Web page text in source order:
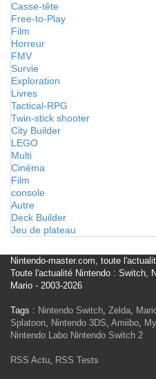
Casse-tête
Free-to-Play
Film
Horreur
FMV
Survie
Exploration
Livres
Tactical-RPG
Twin-stick shooter
City Builder
LEGO
Multi
Cinéma
Film
console
Autre
Deck Builder
Jeu de plateau
Nintendo-master.com, toute
Toute l'actualité Nintendo : Switch,
Mario - 2003-2026
Tags : Nintendo Switch, Zelda,
Splatoon, Nintendo 3DS, Amiibo,
Nintendo Labo Nintendo Switch 2
RSS Actu, RSS Tests